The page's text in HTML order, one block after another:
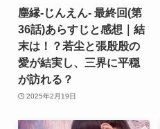
塵縁-じんえん- 最終回(第
36話)あらすじと感想｜結
末は！？若尘と張殷殷の
愛が結実し、三界に平穏
が訪れる？
2025年2月19日